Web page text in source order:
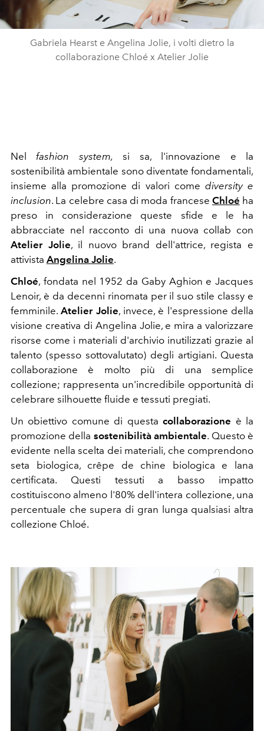
Gabriela Hearst e Angelina Jolie, i volti dietro la
collaborazione Chloé x Atelier Jolie
Nel fashion system, si sa, l'innovazione e la
sostenibilità ambientale sono diventate fondamentali,
insieme alla promozione di valori come diversity e
inclusion. La celebre casa di moda francese Chloé ha
preso in considerazione queste sfide e le ha
abbracciate nel racconto di una nuova collab con
Atelier Jolie, il nuovo brand dell'attrice, regista e
attivista Angelina Jolie.
Chloé, fondata nel 1952 da Gaby Aghion e Jacques
Lenoir, è da decenni rinomata per il suo stile classy e
femminile.Atelier Jolie, invece, è l'espressione della
visione creativa di Angelina Jolie, e mira a valorizzare
risorse come i materiali d'archivio inutilizzati grazie al
talento (spesso sottovalutato) degli artigiani. Questa
collaborazione è molto più di una semplice
collezione; rappresenta un'incredibile opportunità di
celebrare silhouette fluide e tessuti pregiati.
Un obiettivo comune di questacollaborazione è la
promozione della sostenibilità ambientale. Questo è
evidente nella scelta dei materiali, che comprendono
seta biologica, crêpe de chine biologica e lana
certificata. Questi tessuti a basso impatto
costituiscono almeno l'80% dell'intera collezione, una
percentuale che supera di gran lunga qualsiasi altra
collezione Chloé.